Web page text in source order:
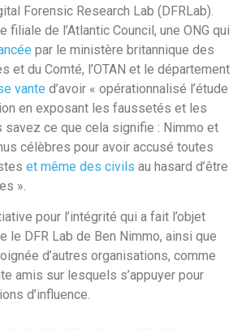
Forensic Research Lab (DFRLab).
filiale de l’Atlantic Council, une ONG qui
par le ministère britannique des
et du Comté, l’OTAN et le département
vante d’avoir « opérationnalisé l’étude
en exposant les faussetés et les
savez ce que cela signifie : Nimmo et
célèbres pour avoir accusé toutes
et même des civils au hasard d’être
».
pour l’intégrité qui a fait l’objet
le DFR Lab de Ben Nimmo, ainsi que
d’autres organisations, comme
amis sur lesquels s’appuyer pour
d’influence.